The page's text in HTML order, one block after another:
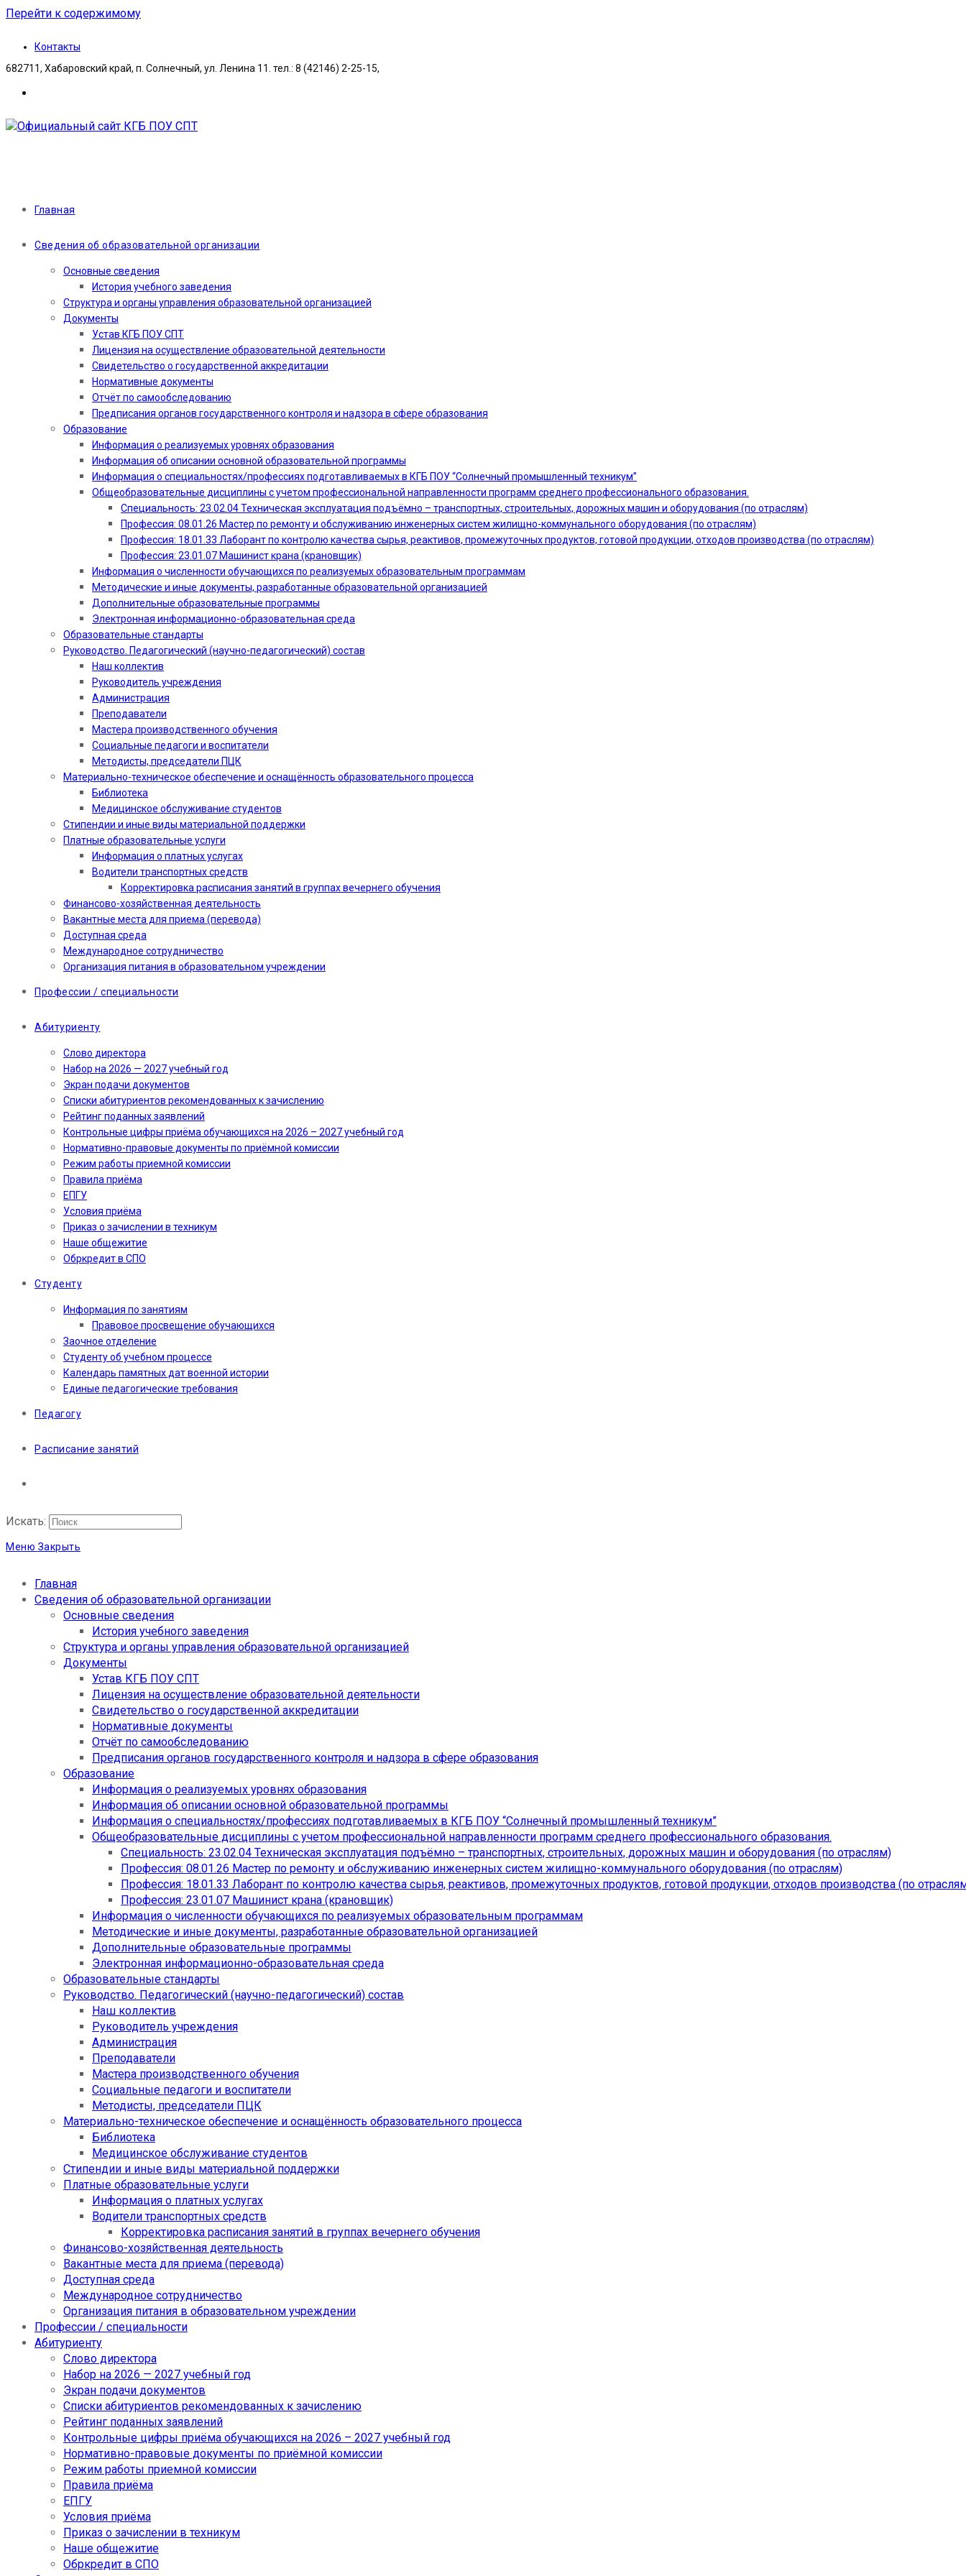
Перейти к содержимому
Контакты
682711, Хабаровский край, п. Солнечный, ул. Ленина 11. тел.: 8 (42146) 2-25-15,
Главная
Сведения об образовательной организации
Основные сведения
История учебного заведения
Структура и органы управления образовательной организацией
Документы
Устав КГБ ПОУ СПТ
Лицензия на осуществление образовательной деятельности
Свидетельство о государственной аккредитации
Нормативные документы
Отчёт по самообследованию
Предписания органов государственного контроля и надзора в сфере образования
Образование
Информация о реализуемых уровнях образования
Информация об описании основной образовательной программы
Информация о специальностях/профессиях подготавливаемых в КГБ ПОУ “Солнечный промышленный техникум”
Общеобразовательные дисциплины с учетом профессиональной направленности программ среднего профессионального образования.
Специальность: 23.02.04 Техническая эксплуатация подъёмно – транспортных, строительных, дорожных машин и оборудования (по отраслям)
Профессия: 08.01.26 Мастер по ремонту и обслуживанию инженерных систем жилищно-коммунального оборудования (по отраслям)
Профессия: 18.01.33 Лаборант по контролю качества сырья, реактивов, промежуточных продуктов, готовой продукции, отходов производства (по отраслям)
Профессия: 23.01.07 Машинист крана (крановщик)
Информация о численности обучающихся по реализуемых образовательным программам
Методические и иные документы, разработанные образовательной организацией
Дополнительные образовательные программы
Электронная информационно-образовательная среда
Образовательные стандарты
Руководство. Педагогический (научно-педагогический) состав
Наш коллектив
Руководитель учреждения
Администрация
Преподаватели
Мастера производственного обучения
Социальные педагоги и воспитатели​
Методисты, председатели ПЦК
Материально-техническое обеспечение и оснащённость образовательного процесса
Библиотека
Медицинское обслуживание студентов
Стипендии и иные виды материальной поддержки
Платные образовательные услуги
Информация о платных услугах
Водители транспортных средств
Корректировка расписания занятий в группах вечернего обучения
Финансово-хозяйственная деятельность
Вакантные места для приема (перевода)
Доступная среда
Международное сотрудничество
Организация питания в образовательном учреждении
Профессии / специальности
Абитуриенту
Слово директора
Набор на 2026 — 2027 учебный год
Экран подачи документов
Cписки абитуриентов рекомендованных к зачислению
Рейтинг поданных заявлений
Контрольные цифры приёма обучающихся на 2026 – 2027 учебный год
Нормативно-правовые документы по приёмной комиссии
Режим работы приемной комиссии
Правила приёма
ЕПГУ
Условия приёма
Приказ о зачислении в техникум
Наше общежитие
Обркредит в СПО
Студенту
Информация по занятиям
Правовое просвещение обучающихся
Заочное отделение
Студенту об учебном процессе
Календарь памятных дат военной истории
Единые педагогические требования
Педагогу
Расписание занятий
Искать:
Меню Закрыть
Главная
Сведения об образовательной организации
Основные сведения
История учебного заведения
Структура и органы управления образовательной организацией
Документы
Устав КГБ ПОУ СПТ
Лицензия на осуществление образовательной деятельности
Свидетельство о государственной аккредитации
Нормативные документы
Отчёт по самообследованию
Предписания органов государственного контроля и надзора в сфере образования
Образование
Информация о реализуемых уровнях образования
Информация об описании основной образовательной программы
Информация о специальностях/профессиях подготавливаемых в КГБ ПОУ “Солнечный промышленный техникум”
Общеобразовательные дисциплины с учетом профессиональной направленности программ среднего профессионального образования.
Специальность: 23.02.04 Техническая эксплуатация подъёмно – транспортных, строительных, дорожных машин и оборудования (по отраслям)
Профессия: 08.01.26 Мастер по ремонту и обслуживанию инженерных систем жилищно-коммунального оборудования (по отраслям)
Профессия: 18.01.33 Лаборант по контролю качества сырья, реактивов, промежуточных продуктов, готовой продукции, отходов производства (по
Профессия: 23.01.07 Машинист крана (крановщик)
Информация о численности обучающихся по реализуемых образовательным программам
Методические и иные документы, разработанные образовательной организацией
Дополнительные образовательные программы
Электронная информационно-образовательная среда
Образовательные стандарты
Руководство. Педагогический (научно-педагогический) состав
Наш коллектив
Руководитель учреждения
Администрация
Преподаватели
Мастера производственного обучения
Социальные педагоги и воспитатели​
Методисты, председатели ПЦК
Материально-техническое обеспечение и оснащённость образовательного процесса
Библиотека
Медицинское обслуживание студентов
Стипендии и иные виды материальной поддержки
Платные образовательные услуги
Информация о платных услугах
Водители транспортных средств
Корректировка расписания занятий в группах вечернего обучения
Финансово-хозяйственная деятельность
Вакантные места для приема (перевода)
Доступная среда
Международное сотрудничество
Организация питания в образовательном учреждении
Профессии / специальности
Абитуриенту
Слово директора
Набор на 2026 — 2027 учебный год
Экран подачи документов
Cписки абитуриентов рекомендованных к зачислению
Рейтинг поданных заявлений
Контрольные цифры приёма обучающихся на 2026 – 2027 учебный год
Нормативно-правовые документы по приёмной комиссии
Режим работы приемной комиссии
Правила приёма
ЕПГУ
Условия приёма
Приказ о зачислении в техникум
Наше общежитие
Обркредит в СПО